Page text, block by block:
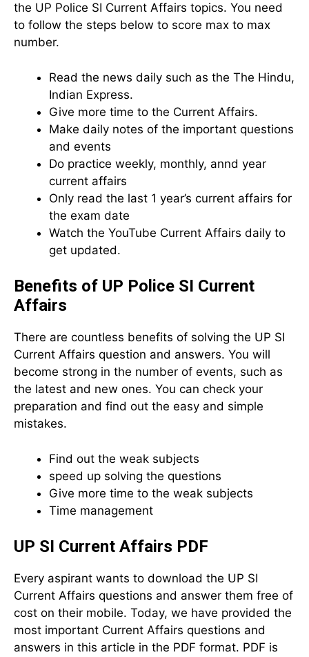
the UP Police SI Current Affairs topics. You need
to follow the steps below to score max to max
number.
Read the news daily such as the The Hindu,
Indian Express.
Give more time to the Current Affairs.
Make daily notes of the important questions
and events
Do practice weekly, monthly, annd year
current affairs
Only read the last 1 year’s current affairs for
the exam date
Watch the YouTube Current Affairs daily to
get updated.
Benefits of UP Police SI Current
Affairs
There are countless benefits of solving the UP SI
Current Affairs question and answers. You will
become strong in the number of events, such as
the latest and new ones. You can check your
preparation and find out the easy and simple
mistakes.
Find out the weak subjects
speed up solving the questions
Give more time to the weak subjects
Time management
UP SI Current Affairs PDF
Every aspirant wants to download the UP SI
Current Affairs questions and answer them free of
cost on their mobile. Today, we have provided the
most important Current Affairs questions and
answers in this article in the PDF format. PDF is